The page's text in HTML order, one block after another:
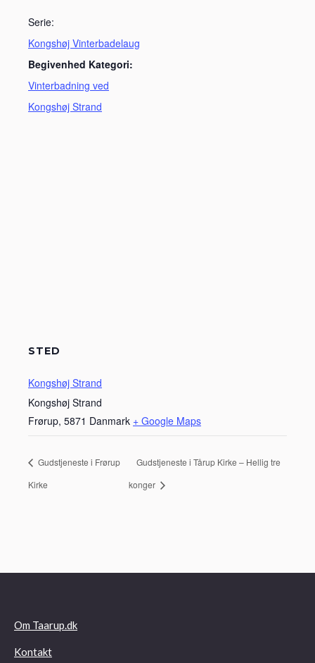
Serie:
Kongshøj Vinterbadelaug
Begivenhed Kategori:
Vinterbadning ved
Kongshøj Strand
STED
Kongshøj Strand
Kongshøj Strand
Frørup, 5871 Danmark + Google Maps
Gudstjeneste i Frørup
Kirke
Gudstjeneste i Tårup Kirke – Hellig tre
konger
Om Taarup.dk
Kontakt